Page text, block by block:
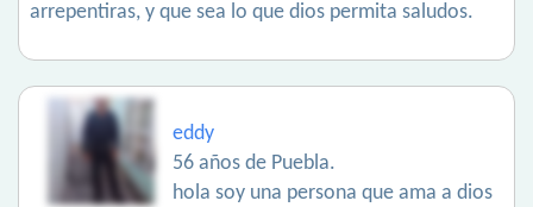
arrepentiras, y que sea lo que dios permita saludos.
eddy
56 años de Puebla.
hola soy una persona que ama a dios